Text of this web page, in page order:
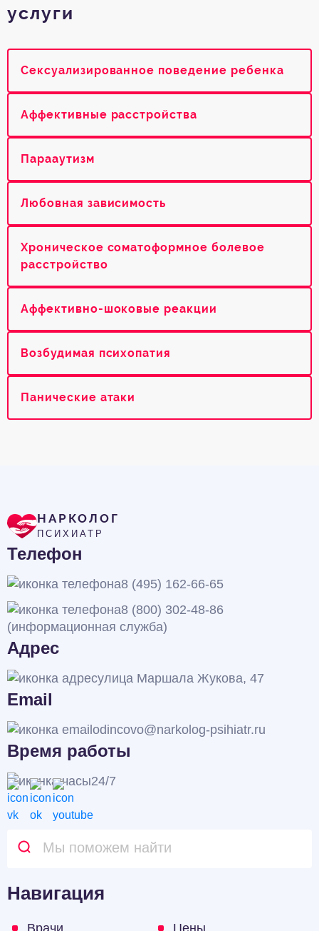
услуги
Сексуализированное поведение ребенка
Аффективные расстройства
Парааутизм
Любовная зависимость
Хроническое соматоформное болевое
расстройство
Аффективно-шоковые реакции
Возбудимая психопатия
Панические атаки
НАРКОЛОГ
ПСИХИАТР
Телефон
8 (495) 162-66-65
8 (800) 302-48-86
(информационная служба)
Адрес
улица Маршала Жукова, 47
Email
odincovo@narkolog-psihiatr.ru
Время работы
24/7
Навигация
Врачи
Цены